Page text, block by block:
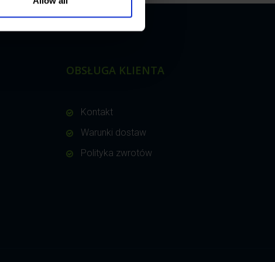
OBSŁUGA KLIENTA
Kontakt
Warunki dostaw
Polityka zwrotów